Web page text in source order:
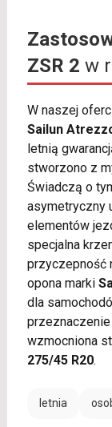
ZSR 2 w
W naszej
Sailun
letnią
stworzono z
Świadczą o
asymetryczny
elementów
specjalna
przyczepność
opona marki
dla
wzmocniona
275/45 R20.
letnia